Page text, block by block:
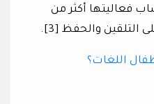
فعاليتها أكثر من
التلقين والحفظ [3].
اللغات؟